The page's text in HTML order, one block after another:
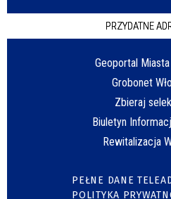
PRZYDATNE
Geoportal Miasta
Grobonet
Zbieraj
Biuletyn
Rewitalizacja
PEŁNE DANE
POLITYKA